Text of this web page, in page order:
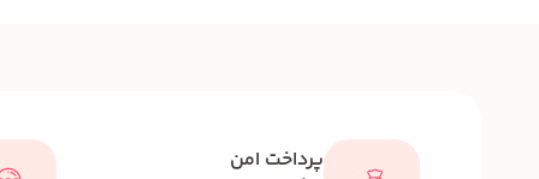
پرداخت امن